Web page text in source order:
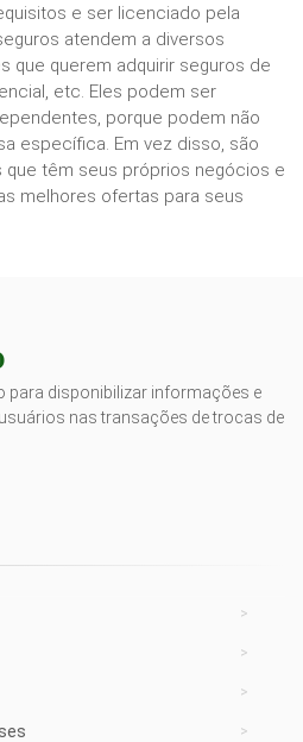
e ser licenciado pela
atendem a diversos
que querem adquirir seguros de
etc. Eles podem ser
porque podem não
específica. Em vez disso, são
têm seus próprios negócios e
melhores ofertas para seus
para disponibilizar informações e
nas transações de trocas de